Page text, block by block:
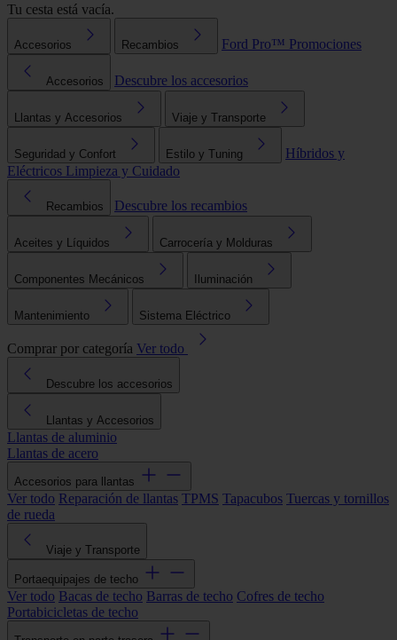
Tu cesta está vacía.
Accesorios Recambios Ford Pro™ Promociones
Accesorios Descubre los accesorios
Llantas y Accesorios Viaje y Transporte
Seguridad y Confort Estilo y Tuning
Híbridos y
Eléctricos Limpieza y Cuidado
Recambios Descubre los recambios
Aceites y Líquidos Carrocería y Molduras
Componentes Mecánicos Iluminación
Mantenimiento Sistema Eléctrico
Comprar por categoría Ver todo
Descubre los accesorios
Llantas y Accesorios
Llantas de aluminio
Llantas de acero
Accesorios para llantas
Ver todo Reparación de llantas TPMS Tapacubos Tuercas y tornillos
de rueda
Viaje y Transporte
Portaequipajes de techo
Ver todo Bacas de techo Barras de techo Cofres de techo
Portabicicletas de techo